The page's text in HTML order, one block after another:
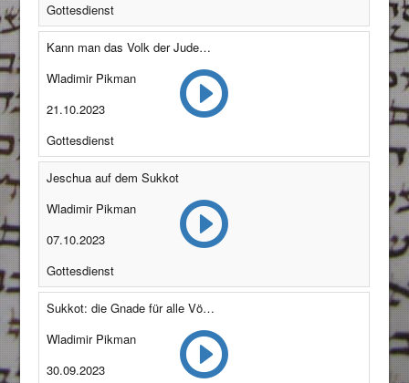
Gottesdienst
Kann man das Volk der Juden vernichten?
Wladimir Pikman
21.10.2023
Gottesdienst
Jeschua auf dem Sukkot
Wladimir Pikman
07.10.2023
Gottesdienst
Sukkot: die Gnade für alle Völker
Wladimir Pikman
30.09.2023